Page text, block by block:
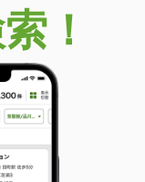
！